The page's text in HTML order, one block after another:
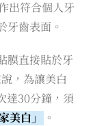
出符合個人牙
牙齒表面。
膜直接貼於牙
，為讓美白
達30分鐘，須
美白」 。